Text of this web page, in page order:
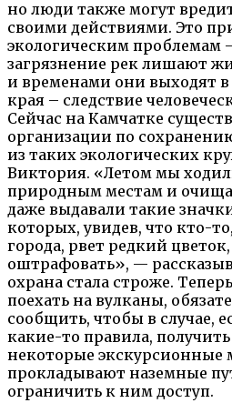
но люди также могут
своими действиями. Это
экологическим проблемам
загрязнение рек лишают
и временами они выходят в
края – следствие
Сейчас на Камчатке
организации по
из таких экологических
Виктория. «Летом мы
природным местам и
даже выдавали такие
которых, увидев, что кто-
города, рвет редкий
оштрафовать», —
охрана стала строже.
поехать на вулканы,
сообщить, чтобы в случае,
какие-то правила,
некоторые экскурсионные
прокладывают наземные
ограничить к ним доступ.